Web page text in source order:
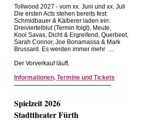
Tollwood 2027 - vom xx. Juni und xx. Juli
Die ersten Acts stehen bereits fest:
Schmidbauer & Kälberer laden ein:
Dreiviertelblut (Termin folgt), Meute,
Kool Savas, Dicht & Ergreifend, Querbeet,
Sarah Connor, Joe Bonamassa & Mark
Brussard. Es werden immer mehr ....
Der Vorverkauf läuft.
Informationen, Termine und Tickets
------------------------------------------------
Spielzeit 2026
Stadttheater Fürth